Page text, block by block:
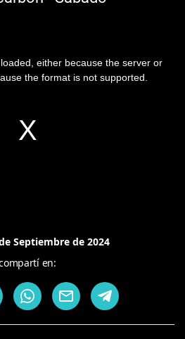
either because the server or
the format is not supported.
Septiembre de 2024
en: